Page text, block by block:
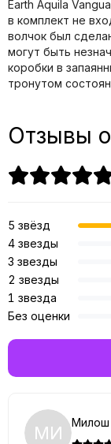
Earth Aquila
в комплект не
волчок был
могут быть
коробки в
тронутом
Отзывы
МИ Милош
5 звёзд
4 звезды
3 звезды
2 звезды
1 звезда
Без оценки